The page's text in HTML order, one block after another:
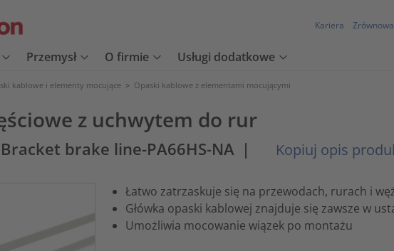
Kariera
Przemysł O firmie Usługi dodatkowe
kablowe i elementy mocujące > Opaski kablowe z elementami mocującymi
z uchwytem do rur
brake line-PA66HS-NA | Kopiuj opis
Łatwo zatrzaskuje się na przewodach, rurach i
Główka opaski kablowej znajduje się zawsze w
Umożliwia mocowanie wiązek po montażu